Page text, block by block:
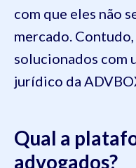
com que eles não
mercado.
solucionados com
jurídico da
Qual a
advogados?